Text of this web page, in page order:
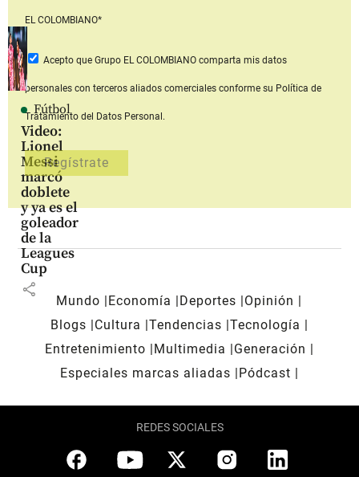
Fútbol
Video:
Lionel
Messi
marcó
doblete
y ya es el
goleador
de la
Leagues
Cup
share
EL COLOMBIANO*
Acepto que Grupo EL COLOMBIANOcomparta mis datos
personales con terceros aliados comerciales conforme su Política de
Tratamiento del Datos Personal.
Mundo Economía Deportes
Opinión
Blogs
Cultura Tendencias Tecnología
Entretenimiento
Multimedia
Generación
Especiales marcas aliadas
Pódcast
REDES SOCIALES